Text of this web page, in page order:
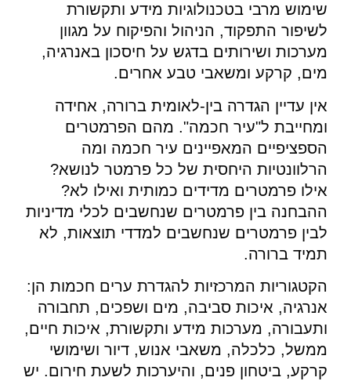
שימוש מרבי בטכנולוגיות מידע ותקשורת
לשיפור התפקוד, הניהול והפיקוח על מגוון
מערכות ושירותים בדגש על חיסכון באנרגיה,
מים, קרקע ומשאבי טבע אחרים.
אין עדיין הגדרה בין-לאומית ברורה, אחידה
ומחייבת ל"עיר חכמה". מהם הפרמטרים
הספציפיים המאפיינים עיר חכמה ומה
הרלוונטיות היחסית של כל פרמטר לנושא?
אילו פרמטרים מדידים כמותית ואילו לא?
ההבחנה בין פרמטרים שנחשבים לכלי מדיניות
לבין פרמטרים שנחשבים למדדי תוצאות, לא
תמיד ברורה.
הקטגוריות המרכזיות להגדרת ערים חכמות הן:
אנרגיה, איכות סביבה, מים ושפכים, תחבורה
ותעבורה, מערכות מידע ותקשורת, איכות חיים,
ממשל, כלכלה, משאבי אנוש, דיור ושימושי
קרקע, ביטחון פנים, והיערכות לשעת חירום. יש